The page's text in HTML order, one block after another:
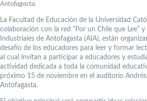
Antofagasta.
La Facultad de Educación de la Universidad
colaboración con la red “Por un Chile que Lee”
Industriales de Antofagasta (AIA), están
desafío de los educadores para leer y formar
al cual invitan a participar a educadores y
actividad dedicada a toda la comunidad
próximo 15 de noviembre en el auditorio Andrés
Antofagasta.